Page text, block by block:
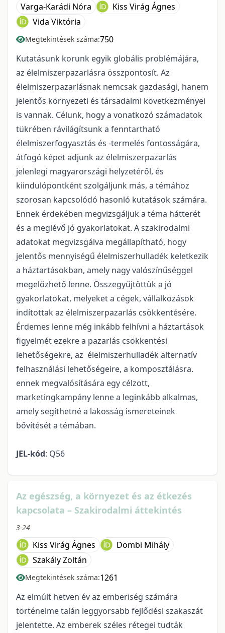
Varga-Karádi Nóra
Kiss Virág Ágnes
Vida Viktória
Megtekintések száma:750
Kutatásunk korunk egyik globális problémájára,
az élelmiszerpazarlásra összpontosít. Az
élelmiszerpazarlásnak nemcsak gazdasági, hanem
jelentős környezeti és társadalmi következményei
is vannak. Célunk, hogy a vonatkozó számadatok
tükrében rávilágítsunk a fenntartható
élelmiszerfogyasztás és -termelés fontosságára,
átfogó képet adjunk az élelmiszerpazarlás
jelenlegi magyarországi helyzetéről, és
kiindulópontként szolgáljunk más, a témához
szorosan kapcsolódó hasonló kutatások számára.
Ennek érdekében megvizsgáljuk a téma hátterét
és a meglévő jó gyakorlatokat. A szakirodalmi
adatokat megvizsgálva megállapítható, hogy
jelentős mennyiségű élelmiszerhulladék keletkezik
a háztartásokban, amely nagy valószínűséggel
megelőzhető lenne. Összegyűjtöttük a jó
gyakorlatokat, melyeket a cégek, vállalkozások
indítottak az élelmiszerpazarlás csökkentésére.
Érdemes lenne még inkább felhívni a háztartások
figyelmét ezekre a pazarlás csökkentési
lehetőségekre, az élelmiszerhulladék alternatív
felhasználási lehetőségeire, a komposztálásra.
ennek megvalósítására egy célzott,
marketingkampány lenne a leginkább alkalmas,
amely segíthetné a lakosság ismereteinek
bővítését a témában.
JEL-kód: Q56
Az egészség, a környezet és az étkezés
kapcsolata – Szakirodalmi áttekintés
3-24
Kiss Virág Ágnes
Dombi Mihály
Szakály Zoltán
Megtekintések száma:1261
Az elmúlt hetven év az emberiség számára
történelme talán leggyorsabb fejlődési szakaszát
jelentette. Az emberek széles rétegei tudták